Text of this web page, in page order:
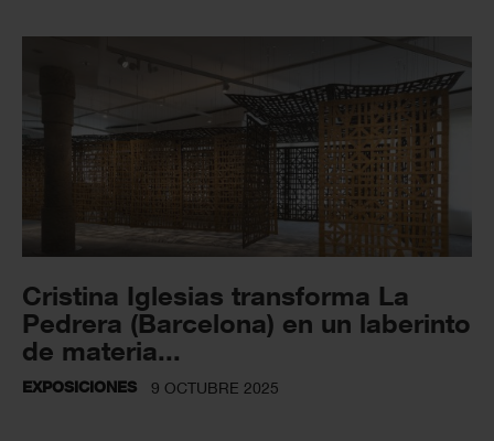
Cristina Iglesias transforma La
Pedrera (Barcelona) en un laberinto
de materia...
EXPOSICIONES 9 OCTUBRE 2025